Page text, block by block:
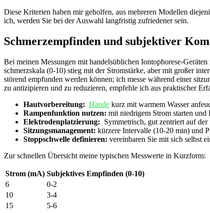
Diese‍ Kriterien haben mir ​geholfen, aus mehreren Modellen
ich,‌ werden Sie ‌bei der Auswahl langfristig zufriedener sein.
Schmerzempfinden ⁤und subjektiver
Bei meinen ⁤Messungen mit handelsüblichen Iontophorese-
schmerzskala (0-10) stieg⁣ mit der⁢ Stromstärke, aber mit großer
störend ‌empfunden werden ⁣können; ich messe während einer
⁣zu antizipieren und‍ zu reduzieren, empfehle ich aus praktischer
Hautvorbereitung: Hände kurz mit ⁢warmem Wasser
Rampenfunktion nutzen: mit niedrigem Strom starten und
Elektrodenplatzierung:
Symmetrisch, ⁤gut zentriert‍ auf
Sitzungsmanagement: ‌kürzere Intervalle (10-20 min) und
Stoppschwelle definieren: vereinbaren Sie mit sich selbst
Zur schnellen Übersicht ​meine typischen Messwerte ‍in Kurzform:
Strom (mA) Subjektives ⁢Empfinden (0-10)
6
0-2
10
3-4
15
5-6